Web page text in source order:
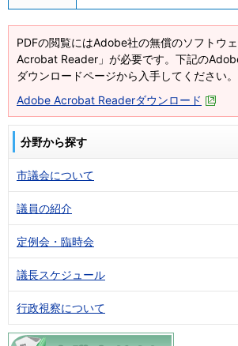
PDFの閲覧にはAdobe社の無償のソフトウ
Acrobat Reader」が必要です。下記の
ダウンロードページから入手してください。
Adobe Acrobat Readerダウンロード
分野から探す
市議会について
議員の紹介
定例会・臨時会
議長スケジュール
行政視察について